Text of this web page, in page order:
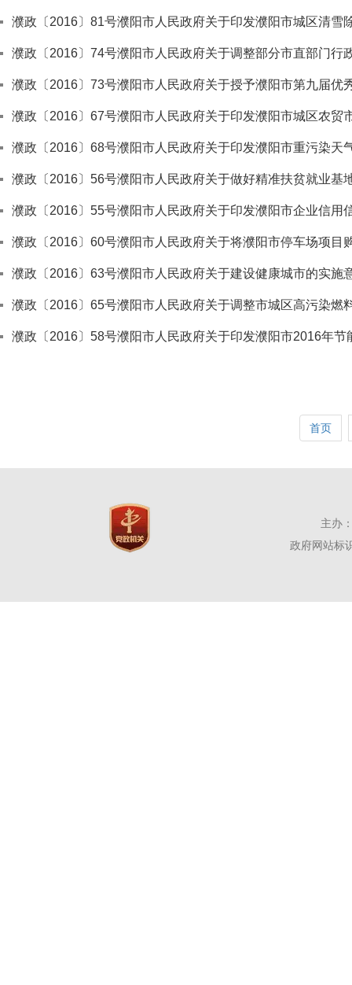
濮政〔2016〕81号濮阳市人民政府关于印发濮阳市城区清雪
濮政〔2016〕74号濮阳市人民政府关于调整部分市直部门行
濮政〔2016〕73号濮阳市人民政府关于授予濮阳市第九届优
濮政〔2016〕67号濮阳市人民政府关于印发濮阳市城区农
濮政〔2016〕68号濮阳市人民政府关于印发濮阳市重污染天
濮政〔2016〕56号濮阳市人民政府关于做好精准扶贫就业基
濮政〔2016〕55号濮阳市人民政府关于印发濮阳市企业信用
濮政〔2016〕60号濮阳市人民政府关于将濮阳市停车场项目
濮政〔2016〕63号濮阳市人民政府关于建设健康城市的实施
濮政〔2016〕65号濮阳市人民政府关于调整市城区高污染燃
濮政〔2016〕58号濮阳市人民政府关于印发濮阳市2016年节
首页
主办
政府网站标